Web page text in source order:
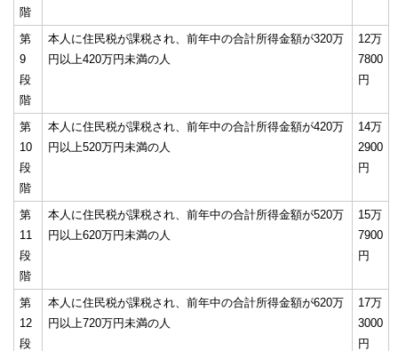
階
第
9
段
階
本人に住民税が課税され、前年中の合計所得金額が320万
円以上420万円未満の人
12万
7800
円
第
10
段
階
本人に住民税が課税され、前年中の合計所得金額が420万
円以上520万円未満の人
14万
2900
円
第
11
段
階
本人に住民税が課税され、前年中の合計所得金額が520万
円以上620万円未満の人
15万
7900
円
第
12
段
本人に住民税が課税され、前年中の合計所得金額が620万
円以上720万円未満の人
17万
3000
円